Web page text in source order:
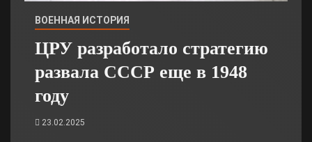
ВОЕННАЯ ИСТОРИЯ
ЦРУ разработало стратегию
развала СССР еще в 1948
году
23.02.2025